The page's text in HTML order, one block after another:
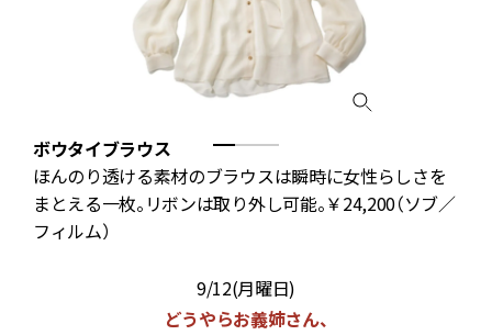
ボウタイブラウス
ほんのり透ける素材のブラウスは瞬時に女性らしさを
まとえる一枚。リボンは取り外し可能。￥24,200（ソブ／
フィルム）
9/12(月曜日)
どうやらお義姉さん、